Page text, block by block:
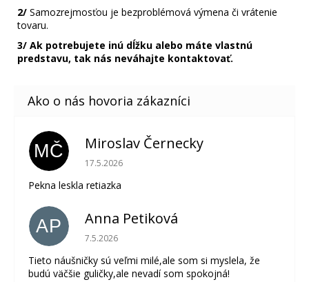
2/ Samozrejmosťou je bezproblémová výmena či vrátenie
tovaru.
3/ Ak potrebujete inú dĺžku alebo máte vlastnú
predstavu, tak nás neváhajte kontaktovať.
MČ Miroslav Černecky
Hodnotenie obchodu je 5 z 5 hviezdičiek.
17.5.2026
Pekna leskla retiazka
AP Anna Petiková
Hodnotenie obchodu je 5 z 5 hviezdičiek.
7.5.2026
Tieto náušničky sú veľmi milé,ale som si myslela, že
budú väčšie guličky,ale nevadí som spokojná!